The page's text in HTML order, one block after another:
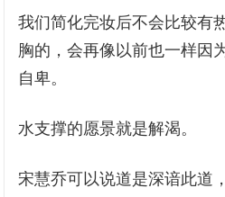
我们简化完妆后不会比较有
胸的，会再像以前也一样因
自卑。
水支撑的愿景就是解渴。
宋慧乔可以说道是深谙此道